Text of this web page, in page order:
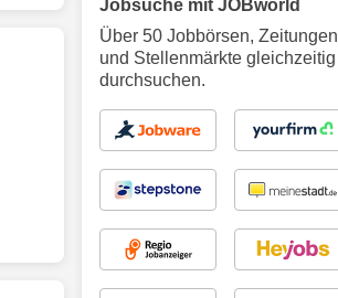
Jobsuche mit JOBworld
Über 50 Jobbörsen, Zeitungen
und Stellenmärkte gleichzeitig
durchsuchen.